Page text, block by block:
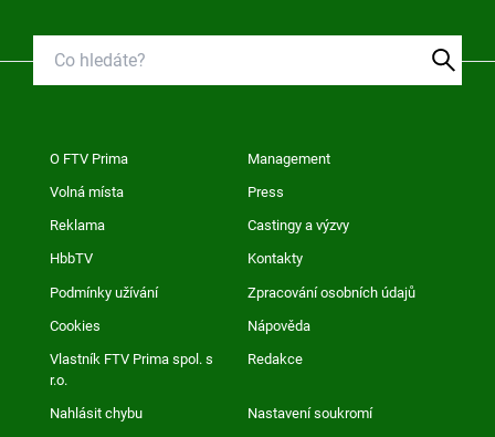
O FTV Prima Management
Volná místa Press
Reklama Castingy a výzvy
HbbTV Kontakty
Podmínky užívání Zpracování osobních údajů
Cookies Nápověda
Vlastník FTV Prima spol. s
r.o.
Redakce
Nahlásit chybu Nastavení soukromí